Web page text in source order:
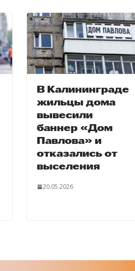
В Калининграде
жильцы дома
вывесили
баннер «Дом
Павлова» и
отказались от
выселения
20.05.2026